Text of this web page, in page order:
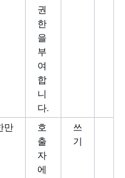
권
한
을
부
여
합
니
다.
만
호
출
자
에
쓰
기